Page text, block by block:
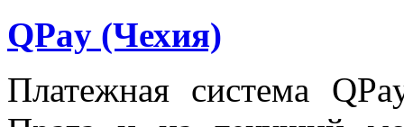
QPay (Чехия)
Платежная система